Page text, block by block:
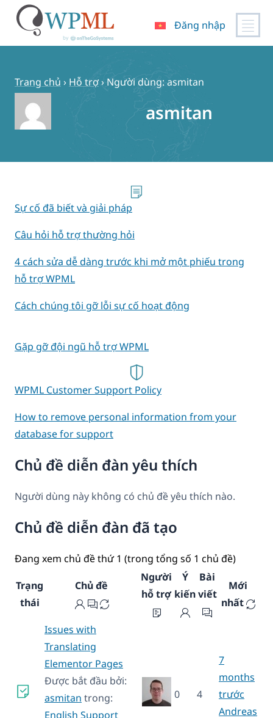
dung
Đăng nhập
Trang chủ › Hỗ trợ› Người dùng: asmitan
asmitan
Chủ đề diễn đàn yêu thích
Người dùng này không có chủ đề yêu thích nào.
Chủ đề diễn đàn đã tạo
Đang xem chủ đề thứ 1 (trong tổng số 1 chủ đề)
Trạng
thái
Chủ đề
Người
hỗ trợ
Ý
kiến
Bài
viết
Mới
nhất
Issues with
Translating
Elementor Pages
Được bắt đầu bởi:
asmitan trong:
English Support
0 4
7
months
trước
Andreas
Sự cố đã biết và giải pháp
Câu hỏi hỗ trợ thường hỏi
4 cách sửa dễ dàng trước khi mở một phiếu trong
hỗ trợ WPML
Cách chúng tôi gỡ lỗi sự cố hoạt động
Gặp gỡ đội ngũ hỗ trợ WPML
WPML Customer Support Policy
How to remove personal information from your
database for support